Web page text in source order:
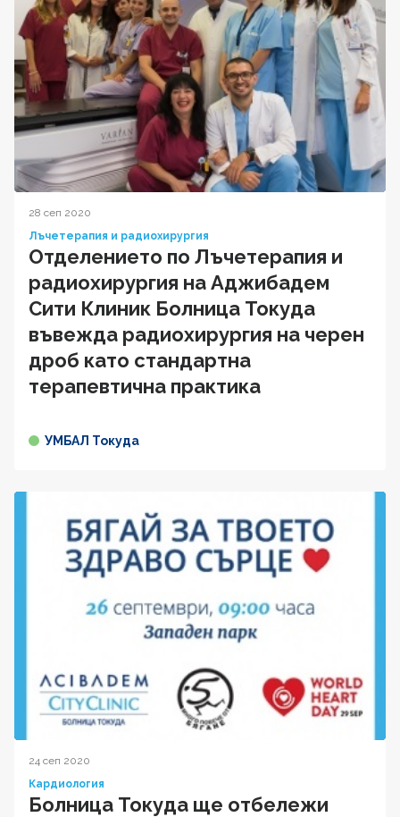
28 сеп 2020
Лъчетерапия и радиохирургия
Отделението по Лъчетерапия и
радиохирургия на Аджибадем
Сити Клиник Болница Токуда
въвежда радиохирургия на черен
дроб като стандартна
терапевтична практика
УМБАЛ Токуда
24 сеп 2020
Кардиология
Болница Токуда ще отбележи